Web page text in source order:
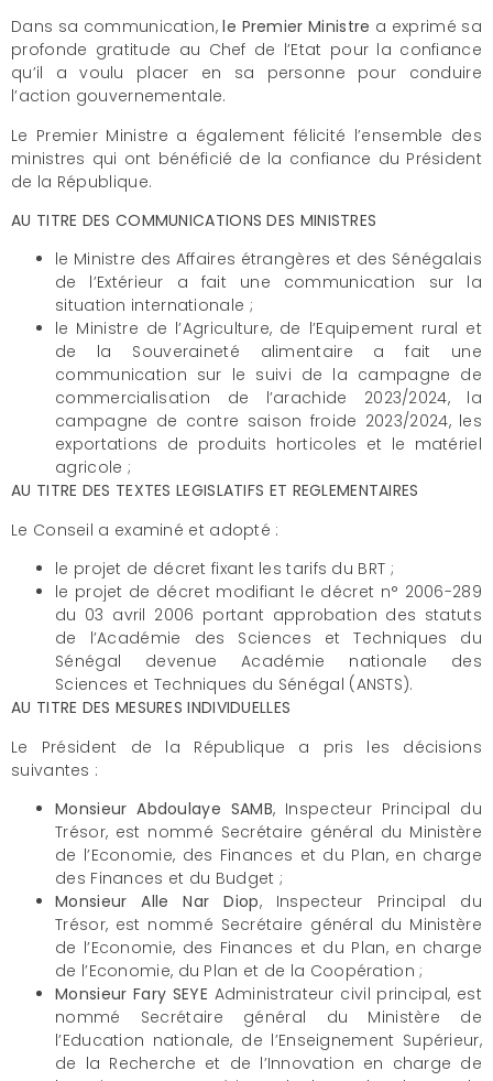
Dans sa communication,le Premier Ministre a exprimé sa
profonde gratitude au Chef de l’Etat pour la confiance
qu’il a voulu placer en sa personne pour conduire
l’action gouvernementale.
Le Premier Ministre a également félicité l’ensemble des
ministres qui ont bénéficié de la confiance du Président
de la République.
AU TITRE DES COMMUNICATIONS DES MINISTRES
le Ministre des Affaires étrangères et des Sénégalais
de l’Extérieur a fait une communication sur la
situation internationale ;
le Ministre de l’Agriculture, de l’Equipement rural et
de la Souveraineté alimentaire a fait une
communication sur le suivi de la campagne de
commercialisation de l’arachide 2023/2024, la
campagne de contre saison froide 2023/2024, les
exportations de produits horticoles et le matériel
agricole ;
AU TITRE DES TEXTES LEGISLATIFS ET REGLEMENTAIRES
Le Conseil a examiné et adopté :
le projet de décret fixant les tarifs du BRT ;
le projet de décret modifiant le décret n° 2006-289
du 03 avril 2006 portant approbation des statuts
de l’Académie des Sciences et Techniques du
Sénégal devenue Académie nationale des
Sciences et Techniques du Sénégal (ANSTS).
AU TITRE DES MESURES INDIVIDUELLES
Le Président de la République a pris les décisions
suivantes :
Monsieur Abdoulaye SAMB, Inspecteur Principal du
Trésor, est nommé Secrétaire général du Ministère
de l’Economie, des Finances et du Plan, en charge
des Finances et du Budget ;
Monsieur Alle Nar Diop, Inspecteur Principal du
Trésor, est nommé Secrétaire général du Ministère
de l’Economie, des Finances et du Plan, en charge
de l’Economie, du Plan et de la Coopération ;
Monsieur Fary SEYE Administrateur civil principal, est
nommé Secrétaire général du Ministère de
l’Education nationale, de l’Enseignement Supérieur,
de la Recherche et de l’Innovation en charge de